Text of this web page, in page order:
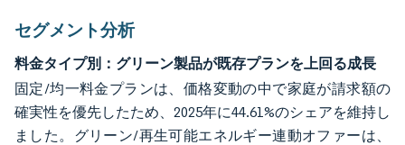
セグメント分析
料金タイプ別：グリーン製品が既存プランを上回る成長
固定/均一料金プランは、価格変動の中で家庭が請求額の
確実性を優先したため、2025年に44.61%のシェアを維持し
ました。グリーン/再生可能エネルギー連動オファーは、